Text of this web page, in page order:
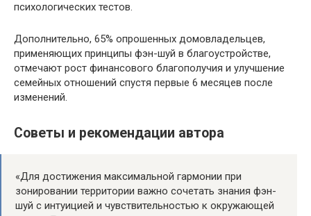
психологических тестов.
Дополнительно, 65% опрошенных домовладельцев,
применяющих принципы фэн-шуй в благоустройстве,
отмечают рост финансового благополучия и улучшение
семейных отношений спустя первые 6 месяцев после
изменений.
Советы и рекомендации автора
«Для достижения максимальной гармонии при
зонировании территории важно сочетать знания фэн-
шуй с интуицией и чувствительностью к окружающей